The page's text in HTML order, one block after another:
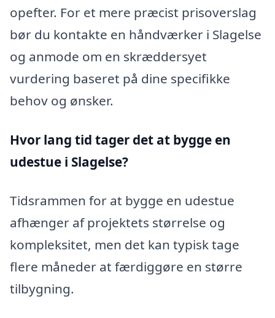
opefter. For et mere præcist prisoverslag
bør du kontakte en håndværker i Slagelse
og anmode om en skræddersyet
vurdering baseret på dine specifikke
behov og ønsker.
Hvor lang tid tager det at bygge en
udestue i Slagelse?
Tidsrammen for at bygge en udestue
afhænger af projektets størrelse og
kompleksitet, men det kan typisk tage
flere måneder at færdiggøre en større
tilbygning.